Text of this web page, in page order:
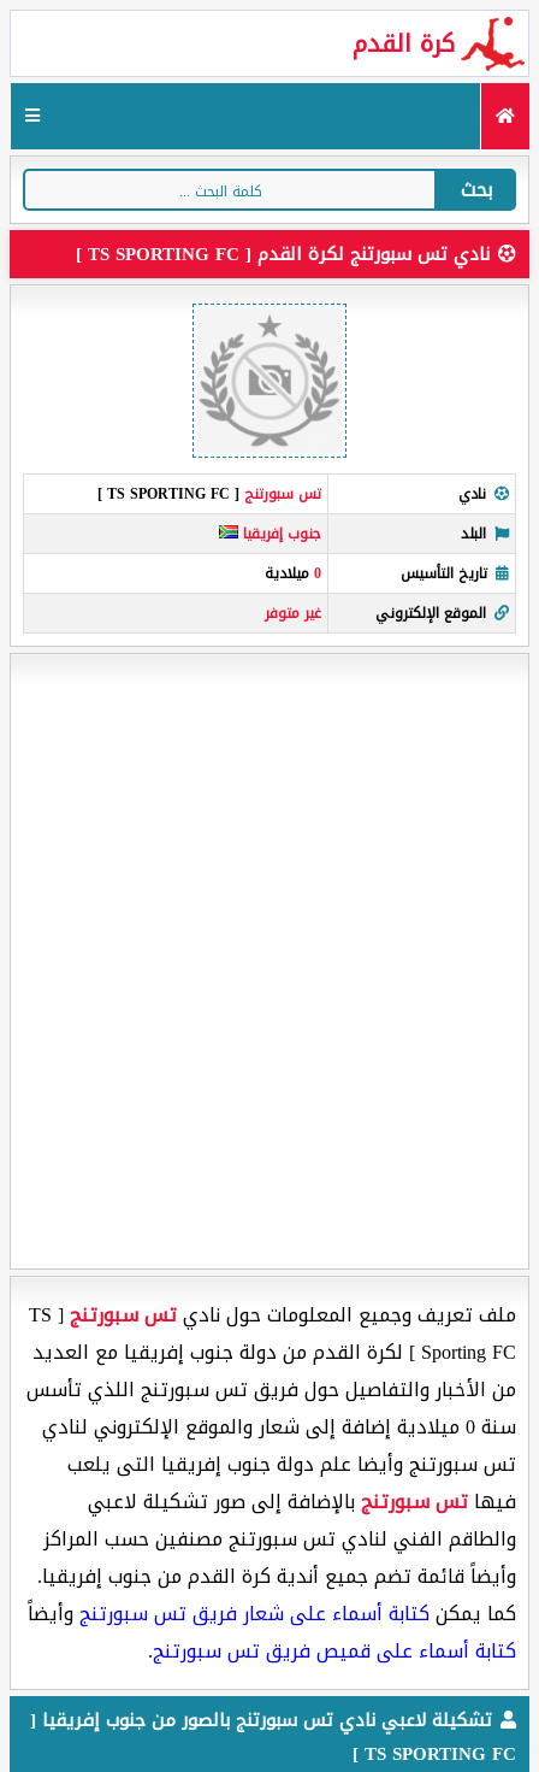
كرة القدم
بحث
نادي تس سبورتنج لكرة القدم [ TS SPORTING FC ]
نادي تس سبورتنج [ TS SPORTING FC ]
البلد
جنوب إفريقيا
تاريخ التأسيس
0ميلادية
الموقع الإلكتروني
غير متوفر
ملف تعريف وجميع المعلومات حول ناديتس سبورتنج [ TS
Sporting FC ] لكرة القدم من دولة جنوب إفريقيا مع العديد
من الأخبار والتفاصيل حول فريق تس سبورتنج اللذي تأسس
سنة 0 ميلادية إضافة إلى شعار والموقع الإلكتروني لنادي
تس سبورتنج وأيضا علم دولة جنوب إفريقيا التى يلعب
فيهاتس سبورتنجبالإضافة إلى صور تشكيلة لاعبي
والطاقم الفني لنادي تس سبورتنج مصنفين حسب المراكز
وأيضاً قائمة تضم جميع أندية كرة القدم من جنوب إفريقيا.
كما يمكنكتابة أسماء على شعار فريق تس سبورتنجوأيضاً
كتابة أسماء على قميص فريق تس سبورتنج.
تشكيلة لاعبي نادي تس سبورتنج بالصور من جنوب إفريقيا [
TS SPORTING FC ]